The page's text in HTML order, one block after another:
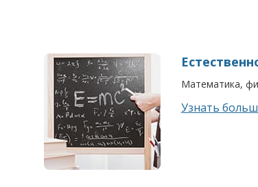
Математика,
Узнать